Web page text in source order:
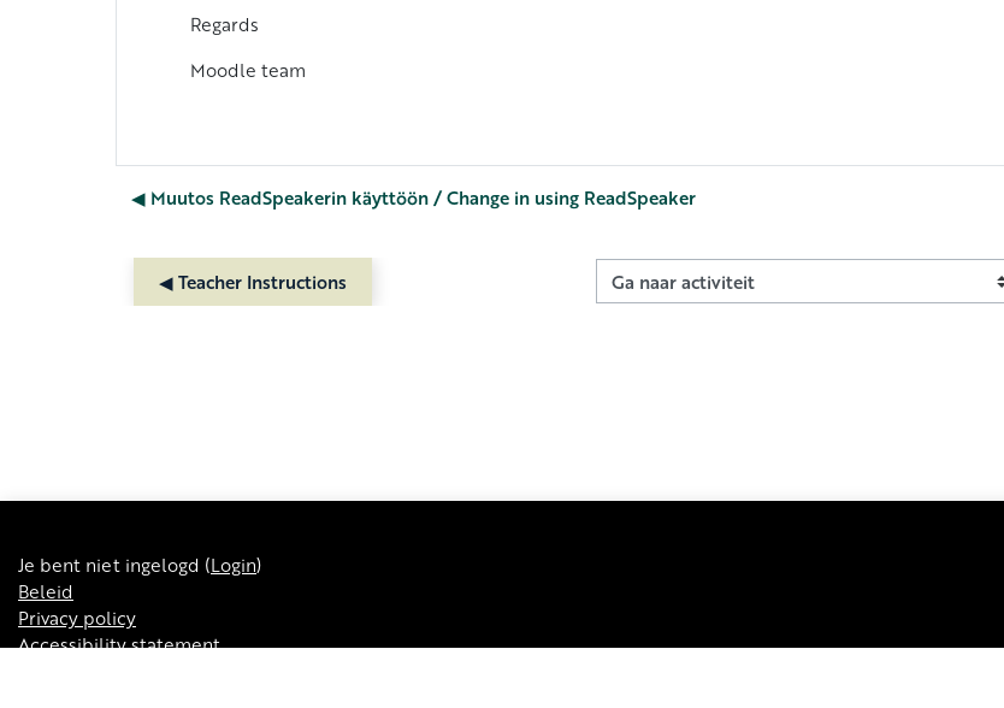
Regards
Moodle team
◀︎ Muutos ReadSpeakerin käyttöön / Change in using ReadSpeaker
◀︎ Teacher Instructions Ga naar activiteit
Je bent niet ingelogd (Login)
Beleid
Privacy policy
Accessibility statement